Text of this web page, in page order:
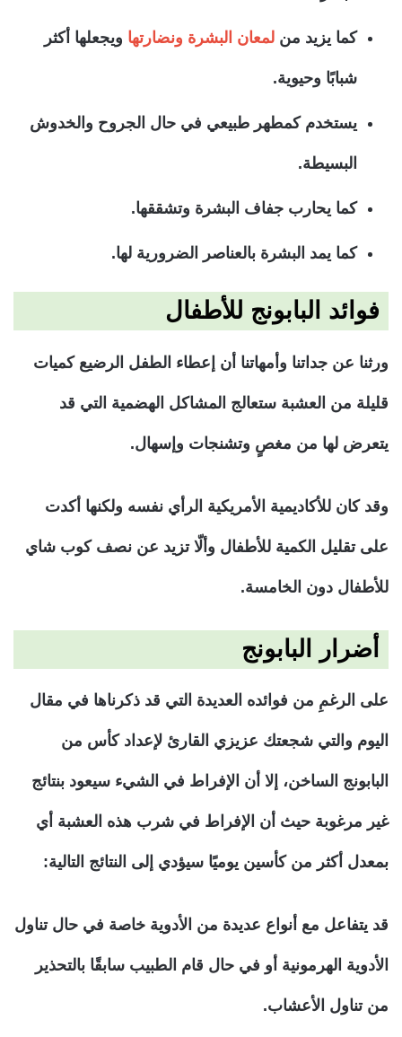
كما يزيد من لمعان البشرة ونضارتها ويجعلها أكثر
شبابًا وحيوية.
يستخدم كمطهر طبيعي في حال الجروح والخدوش
البسيطة.
كما يحارب جفاف البشرة وتشققها.
كما يمد البشرة بالعناصر الضرورية لها.
فوائد البابونج للأطفال
ورثنا عن جداتنا وأمهاتنا أن إعطاء الطفل الرضيع كميات
قليلة من العشبة ستعالج المشاكل الهضمية التي قد
يتعرض لها من مغصٍ وتشنجات وإسهال.
وقد كان للأكاديمية الأمريكية الرأي نفسه ولكنها أكدت
على تقليل الكمية للأطفال وألّا تزيد عن نصف كوب شاي
للأطفال دون الخامسة.
أضرار البابونج
على الرغمِ من فوائده العديدة التي قد ذكرناها في مقال
اليوم والتي شجعتك عزيزي القارئ لإعداد كأس من
البابونج الساخن، إلا أن الإفراط في الشيء سيعود بنتائج
غير مرغوبة حيث أن الإفراط في شرب هذه العشبة أي
بمعدل أكثر من كأسين يوميًا سيؤدي إلى النتائج التالية:
قد يتفاعل مع أنواع عديدة من الأدوية خاصة في حال تناول
الأدوية الهرمونية أو في حال قام الطبيب سابقًا بالتحذير
من تناول الأعشاب.